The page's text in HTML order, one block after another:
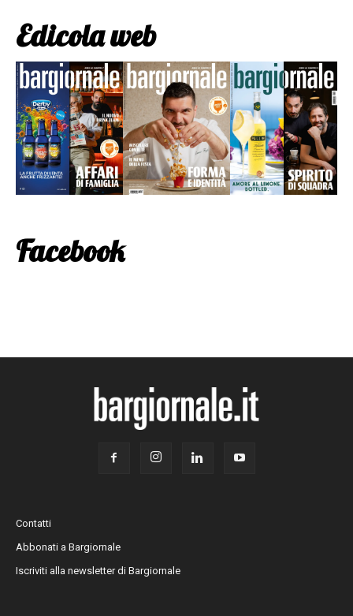
Edicola web
Facebook
Contatti
Abbonati a Bargiornale
Iscriviti alla newsletter di Bargiornale